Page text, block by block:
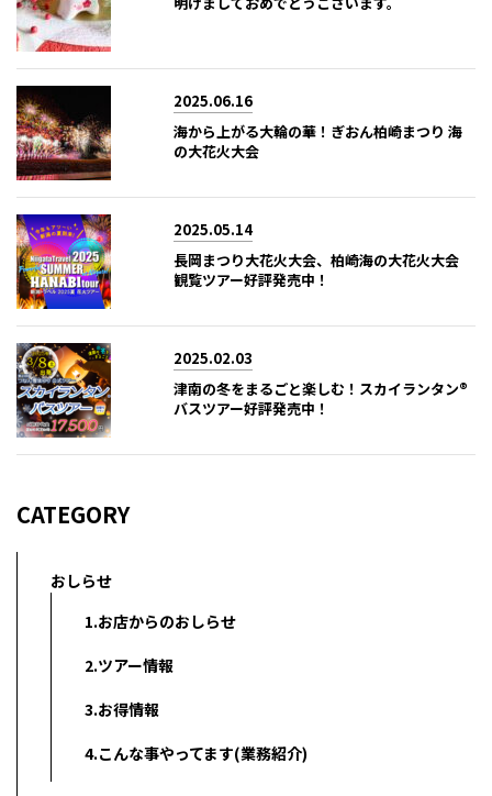
2025.06.16
海から上がる大輪の華！ぎおん柏崎まつり 海
の大花火大会
2025.05.14
長岡まつり大花火大会、柏崎海の大花火大会
観覧ツアー好評発売中！
2025.02.03
津南の冬をまるごと楽しむ！スカイランタン®
バスツアー好評発売中！
CATEGORY
おしらせ
1.お店からのおしらせ
2.ツアー情報
3.お得情報
4.こんな事やってます(業務紹介)